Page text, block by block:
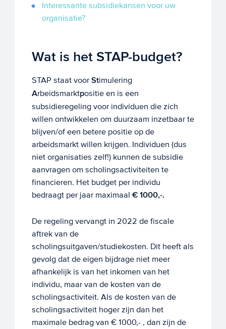
Interessante subsidiekansen voor uw
organisatie?
Wat is het STAP-budget?
STAP staat voor Stimulering
Arbeidsmarktpositie en is een
subsidieregeling voor individuen die zich
willen ontwikkelen om duurzaam inzetbaar te
blijven/of een betere positie op de
arbeidsmarkt willen krijgen. Individuen (dus
niet organisaties zelf!) kunnen de subsidie
aanvragen om scholingsactiviteiten te
financieren. Het budget per individu
bedraagt per jaar maximaal € 1000,-.
De regeling vervangt in 2022 de fiscale
aftrek van de
scholingsuitgaven/studiekosten. Dit heeft als
gevolg dat de eigen bijdrage niet meer
afhankelijk is van het inkomen van het
individu, maar van de kosten van de
scholingsactiviteit. Als de kosten van de
scholingsactiviteit hoger zijn dan het
maximale bedrag van € 1000,- , dan zijn de